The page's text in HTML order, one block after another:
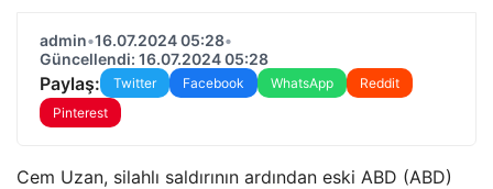
admin•16.07.2024 05:28•
Güncellendi: 16.07.2024 05:28
Paylaş: Twitter Facebook WhatsApp
Reddit
Pinterest
Cem Uzan, silahlı saldırının ardından eski ABD (ABD)